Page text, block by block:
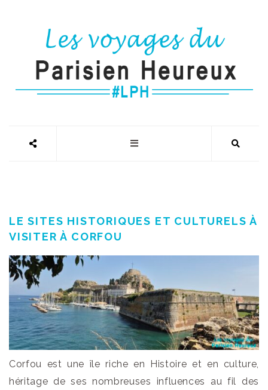
LE SITES HISTORIQUES ET CULTURELS À
VISITER À CORFOU
Corfou est une île riche en Histoire et en culture,
héritage de ses nombreuses influences au fil des